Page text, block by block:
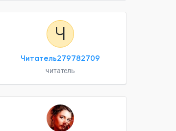
Ч
Читатель279782709
читатель